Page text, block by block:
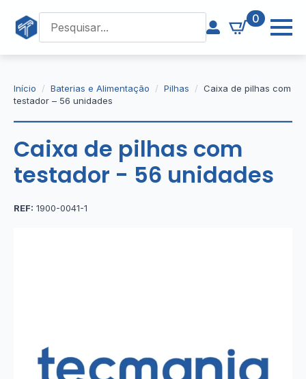
0
Início Baterias e Alimentação Pilhas
Caixa de pilhas com
testador – 56 unidades
Caixa de pilhas com
testador - 56 unidades
REF: 1900-0041-1